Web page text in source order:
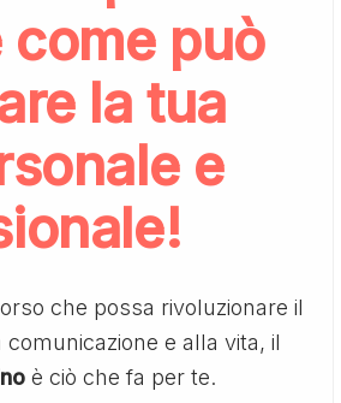
come può
la tua
e
che possa rivoluzionare il
e alla vita, il
è ciò che fa per te.